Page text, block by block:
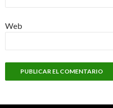
Web